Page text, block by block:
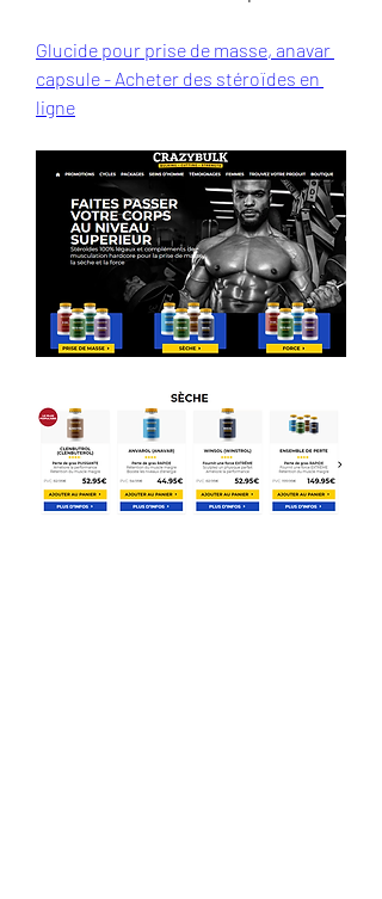
Glucide pour prise de masse, anavar
capsule - Acheter des stéroïdes en
ligne